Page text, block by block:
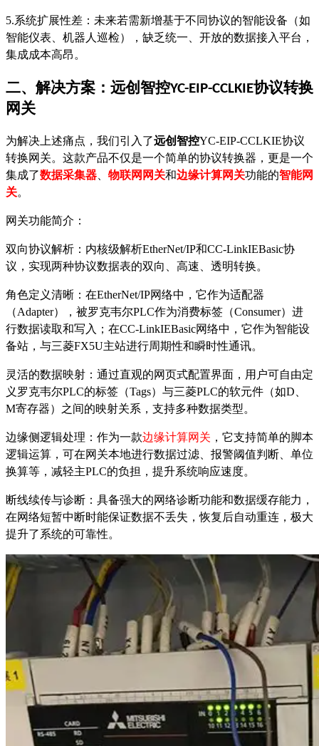
5.系统扩展性差：未来若需新增基于不同协议的智能设备（如
智能仪表、机器人巡检），缺乏统一、开放的数据接入平台，
集成成本高昂。
二、解决方案：远创智控YC-EIP-CCLKIE协议转换
网关
为解决上述痛点，我们引入了远创智控YC-EIP-CCLKIE协议
转换网关。这款产品不仅是一个简单的协议转换器，更是一个
集成了数据采集器 物联网网关和边缘计算网关功能的智能网
关。
网关功能简介：
双向协议解析：内核级解析EtherNet/IP和CC-LinkIEBasic协
议，实现两种协议数据表的双向、高速、透明转换。
角色定义清晰：在EtherNet/IP网络中，它作为适配器
（Adapter），被罗克韦尔PLC作为消费标签（Consumer）进
行数据读取和写入；在CC-LinkIEBasic网络中，它作为智能设
备站，与三菱FX5U主站进行周期性和瞬时性通讯。
灵活的数据映射：通过直观的网页式配置界面，用户可自由定
义罗克韦尔PLC的标签（Tags）与三菱PLC的软元件（如D、
M寄存器）之间的映射关系，支持多种数据类型。
边缘侧逻辑处理：作为一款边缘计算网关 ，它支持简单的脚本
逻辑运算，可在网关本地进行数据过滤、报警阈值判断、单位
换算等，减轻主PLC的负担，提升系统响应速度。
断线续传与诊断：具备强大的网络诊断功能和数据缓存能力，
在网络短暂中断时能保证数据不丢失，恢复后自动重连，极大
提升了系统的可靠性。